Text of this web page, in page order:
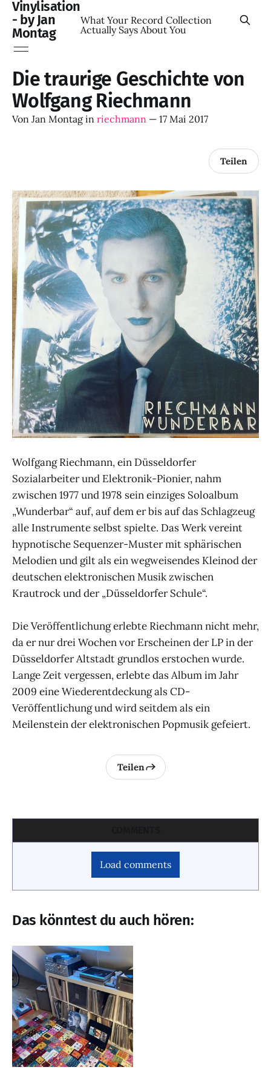
Vinylisation
- by Jan
Montag
What Your Record Collection
Actually Says About You
Die traurige Geschichte von
Wolfgang Riechmann
Von Jan Montag in riechmann — 17 Mai 2017
Teilen
Wolfgang Riechmann, ein Düsseldorfer
Sozialarbeiter und Elektronik-Pionier, nahm
zwischen 1977 und 1978 sein einziges Soloalbum
„Wunderbar“ auf, auf dem er bis auf das Schlagzeug
alle Instrumente selbst spielte. Das Werk vereint
hypnotische Sequenzer-Muster mit sphärischen
Melodien und gilt als ein wegweisendes Kleinod der
deutschen elektronischen Musik zwischen
Krautrock und der „Düsseldorfer Schule“.
Die Veröffentlichung erlebte Riechmann nicht mehr,
da er nur drei Wochen vor Erscheinen der LP in der
Düsseldorfer Altstadt grundlos erstochen wurde.
Lange Zeit vergessen, erlebte das Album im Jahr
2009 eine Wiederentdeckung als CD-
Veröffentlichung und wird seitdem als ein
Meilenstein der elektronischen Popmusik gefeiert.
Teilen
Load comments
Das könntest du auch hören: